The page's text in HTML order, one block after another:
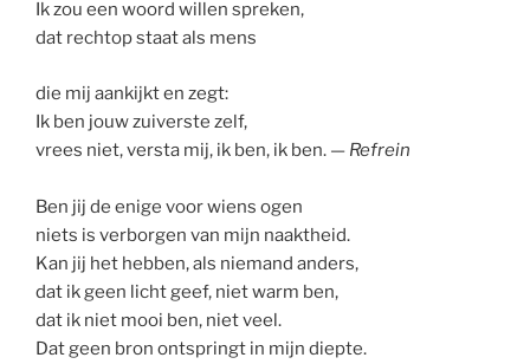
Ik zou een woord willen spreken,
dat rechtop staat als mens
die mij aankijkt en zegt:
Ik ben jouw zuiverste zelf,
vrees niet, versta mij, ik ben, ik ben. — Refrein
Ben jij de enige voor wiens ogen
niets is verborgen van mijn naaktheid.
Kan jij het hebben, als niemand anders,
dat ik geen licht geef, niet warm ben,
dat ik niet mooi ben, niet veel.
Dat geen bron ontspringt in mijn diepte.